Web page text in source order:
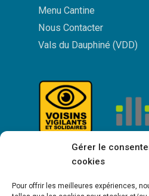
Gérer le
cookies
Pour offrir les meilleures expériences,
Menu Cantine
Nous Contacter
Vals du Dauphiné (VDD)